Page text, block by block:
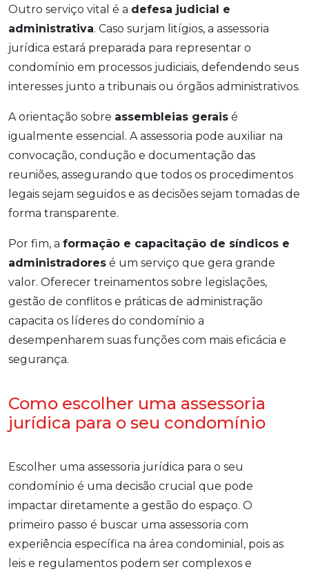
Outro serviço vital é a defesa judicial e
administrativa. Caso surjam litígios, a assessoria
jurídica estará preparada para representar o
condomínio em processos judiciais, defendendo seus
interesses junto a tribunais ou órgãos administrativos.
A orientação sobre assembleias gerais é
igualmente essencial. A assessoria pode auxiliar na
convocação, condução e documentação das
reuniões, assegurando que todos os procedimentos
legais sejam seguidos e as decisões sejam tomadas de
forma transparente.
Por fim, a formação e capacitação de síndicos e
administradores é um serviço que gera grande
valor. Oferecer treinamentos sobre legislações,
gestão de conflitos e práticas de administração
capacita os líderes do condomínio a
desempenharem suas funções com mais eficácia e
segurança.
Como escolher uma assessoria
jurídica para o seu condomínio
Escolher uma assessoria jurídica para o seu
condomínio é uma decisão crucial que pode
impactar diretamente a gestão do espaço. O
primeiro passo é buscar uma assessoria com
experiência específica na área condominial, pois as
leis e regulamentos podem ser complexos e